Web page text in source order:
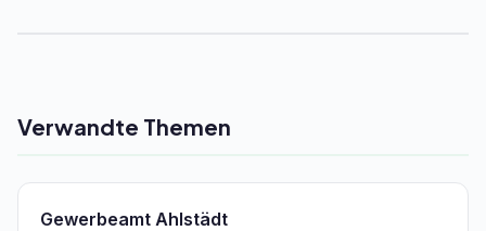
Verwandte Themen
Gewerbeamt Ahlstädt